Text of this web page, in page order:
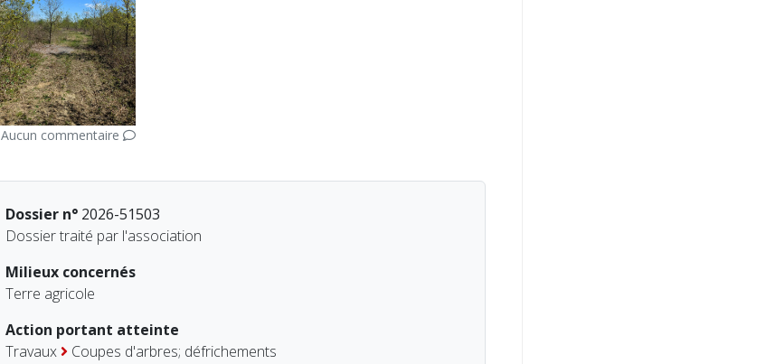
Aucun commentaire
Dossier n°2026-51503
Dossier traité par l'association
Milieux concernés
Terre agricole
Action portant atteinte
Travaux
Coupes d'arbres; défrichements